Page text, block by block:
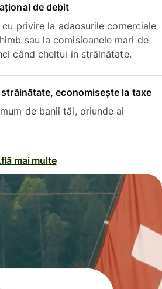
de debit
privire la adaosurile comerciale
sau la comisioanele mari de
când cheltui în străinătate.
economisește la taxe
de banii tăi, oriunde ai
mai multe